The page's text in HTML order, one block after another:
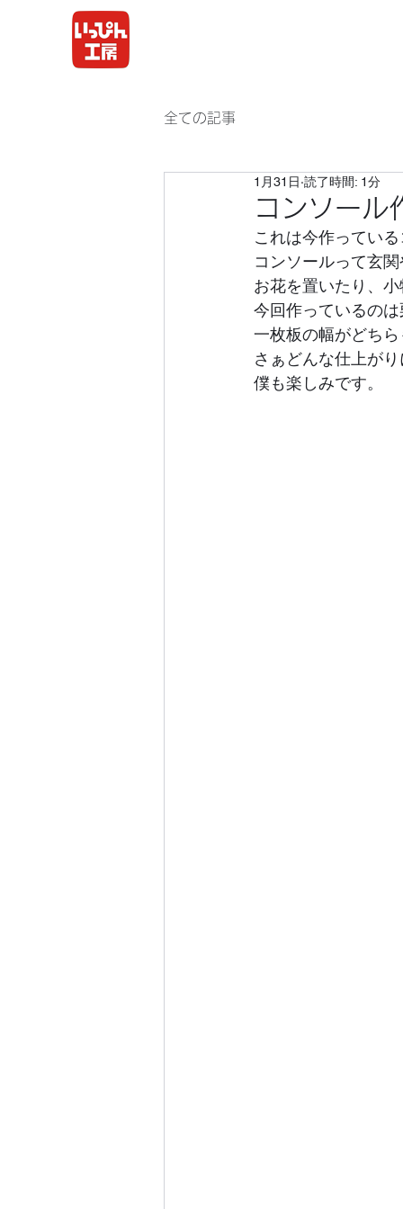
全ての記事
コンソール
1月31日 読了時間: 1分
これは今作ってい
コンソールって玄
お花を置いたり、
今回作っているの
一枚板の幅がどち
さぁどんな仕上が
僕も楽しみです。